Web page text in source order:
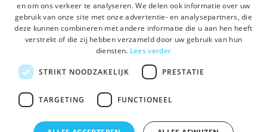
Rondleidingen
Dagprogramma
Activiteiten
Facebook
Instagram
LinkedIn
BLIJF OP DE HOOGTE
Verzenden
en om ons verkeer te analyseren. We delen ook informatie over uw
gebruik van onze site met onze advertentie- en analysepartners, die
deze kunnen combineren met andere informatie die u aan hen heeft
verstrekt of die zij hebben verzameld door uw gebruik van hun
diensten. Lees verder
STRIKT NOODZAKELIJK PRESTATIE
TARGETING FUNCTIONEEL